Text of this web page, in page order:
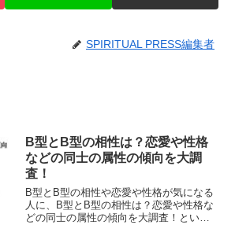
SPIRITUAL PRESS編集者
B型とB型の相性は？恋愛や性格
などの同士の属性の傾向を大調
査！
B型とB型の相性や恋愛や性格が気になる
人に、B型とB型の相性は？恋愛や性格な
どの同士の属性の傾向を大調査！という